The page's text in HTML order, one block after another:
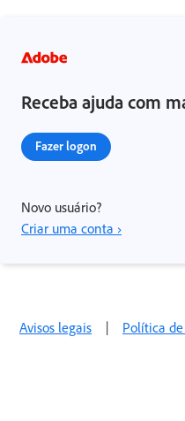
Receba ajuda com
Fazer logon
Novo usuário?
Criar uma conta ›
Avisos legais | Política